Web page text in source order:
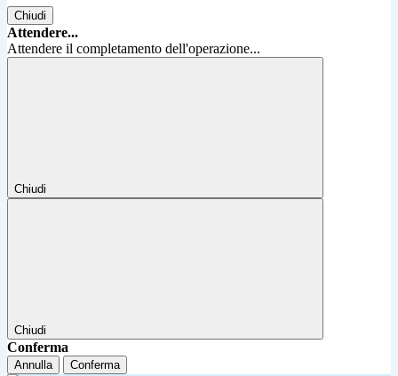
Chiudi
Attendere...
Attendere il completamento dell'operazione...
Chiudi
Chiudi
Conferma
Annulla Conferma